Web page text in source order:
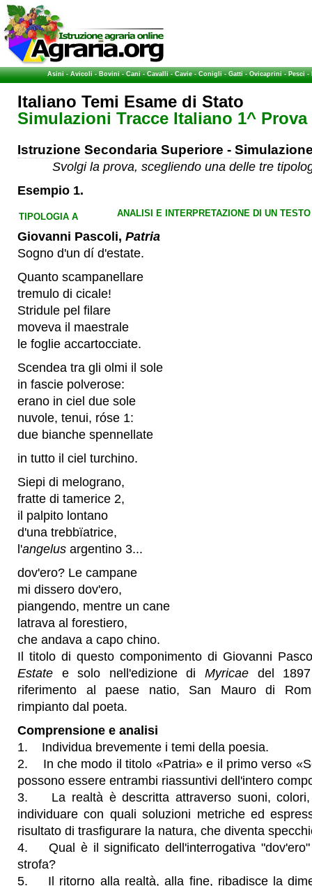
Asini-Avicoli-Bovini-Cani-Cavalli-Cavie-Conigli-Gatti-Ovicaprini-Pesci-
Italiano Temi Esame di Stato
Simulazioni Tracce Italiano 1^ Prova
Istruzione Secondaria Superiore -
Svolgi la prova, scegliendo una delle tre
Esempio 1.
TIPOLOGIA A ANALISI E INTERPRETAZIONE DI UN
Giovanni Pascoli, Patria
Sogno d'un dí d'estate.
Quanto scampanellare
tremulo di cicale!
Stridule pel filare
moveva il maestrale
le foglie accartocciate.
Scendea tra gli olmi il sole
in fascie polverose:
erano in ciel due sole
nuvole, tenui, róse 1:
due bianche spennellate
in tutto il ciel turchino.
Siepi di melograno,
fratte di tamerice 2,
il palpito lontano
d'una trebbïatrice,
l'angelus argentino 3...
dov'ero? Le campane
mi dissero dov'ero,
piangendo, mentre un cane
latrava al forestiero,
che andava a capo chino.
Il titolo di questo componimento di Giovanni
Estate e solo nell'edizione di Myricae del
riferimento al paese natio, San Mauro di
rimpianto dal poeta.
Comprensione e analisi
1. Individua brevemente i temi della poesia.
2. In che modo il titolo «Patria» e il primo verso
possono essere entrambi riassuntivi dell'intero
3. La realtà è descritta attraverso suoni, colori,
individuare con quali soluzioni metriche ed
risultato di trasfigurare la natura, che diventa
4. Qual è il significato dell'interrogativa "dov'ero"
strofa?
5. Il ritorno alla realtà, alla fine, ribadisce la